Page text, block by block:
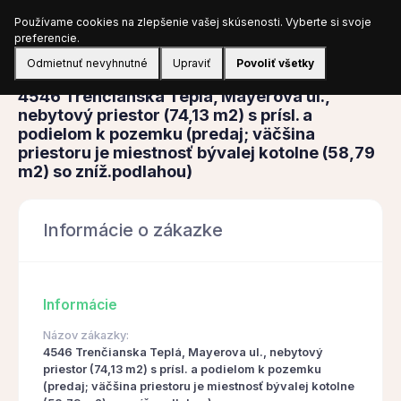
Prihlásiť sa
Obstarávanie
4546 Trenčianska Teplá, Mayerova ul.,
nebytový priestor (74,13 m2) s prísl. a
podielom k pozemku (predaj; väčšina
priestoru je miestnosť bývalej kotolne (58,79
m2) so zníž.podlahou)
Informácie o zákazke
Informácie
Názov zákazky:
4546 Trenčianska Teplá, Mayerova ul., nebytový
priestor (74,13 m2) s prísl. a podielom k pozemku
(predaj; väčšina priestoru je miestnosť bývalej kotolne
Používame cookies na zlepšenie vašej skúsenosti. Vyberte si svoje
preferencie.
Odmietnuť nevyhnutné
Upraviť Povoliť všetky